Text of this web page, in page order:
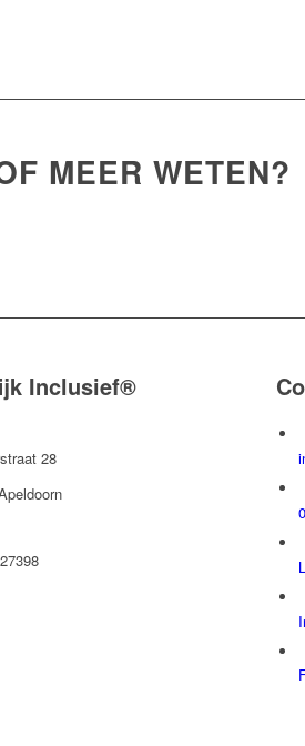
MEER WETEN?
Inclusief®
28